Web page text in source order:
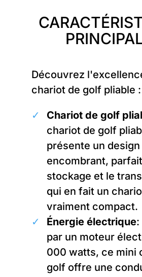
Découvrez
chariot de golf pliable :
Chariot de golf
chariot de golf
présente un design
encombrant,
stockage et le
qui en fait un
vraiment compact.
Énergie électrique:
par un moteur
000 watts, ce mini
golf offre une